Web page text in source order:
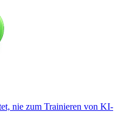
nie zum Trainieren von KI-